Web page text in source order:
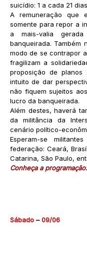
suicídio: 1 a cada 21
A remuneração que
somente para repor a
a mais-valia
banqueirada. Também
modo de se contrapor
fragilizam a
proposição de
intuito de dar
não fiquem sujeitos
lucro da banqueirada.
Além destes, haverá
da militância da
cenário político-
Esperam-se
federação: Ceará,
Catarina, São Paulo,
Conheça a programação:
Sábado –09/06